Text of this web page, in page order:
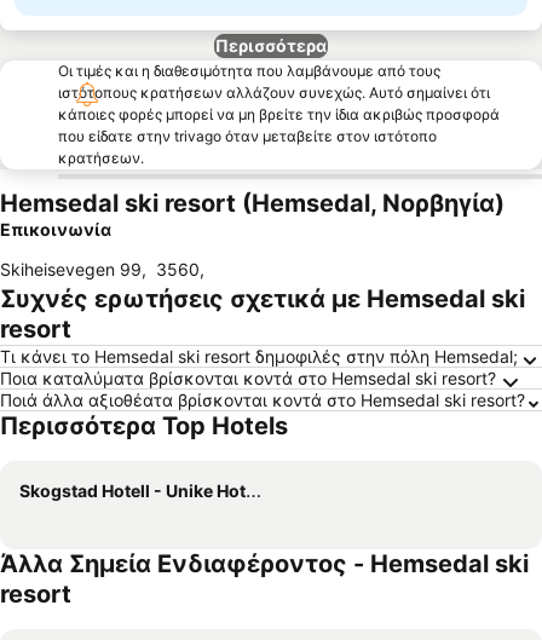
Περισσότερα
Οι τιμές και η διαθεσιμότητα που λαμβάνουμε από τους
ιστότοπους κρατήσεων αλλάζουν συνεχώς. Αυτό σημαίνει ότι
κάποιες φορές μπορεί να μη βρείτε την ίδια ακριβώς προσφορά
που είδατε στην trivago όταν μεταβείτε στον ιστότοπο
κρατήσεων.
Hemsedal ski resort (Hemsedal, Νορβηγία)
Επικοινωνία
Skiheisevegen 99, 3560,
Συχνές ερωτήσεις σχετικά με Hemsedal ski
resort
Τι κάνει το Hemsedal ski resort δημοφιλές στην πόλη Hemsedal;
Ποια καταλύματα βρίσκονται κοντά στο Hemsedal ski resort?
Ποιά άλλα αξιοθέατα βρίσκονται κοντά στο Hemsedal ski resort?
Περισσότερα Top Hotels
Skogstad Hotell - Unike Hoteller
Άλλα Σημεία Ενδιαφέροντος - Hemsedal ski
resort